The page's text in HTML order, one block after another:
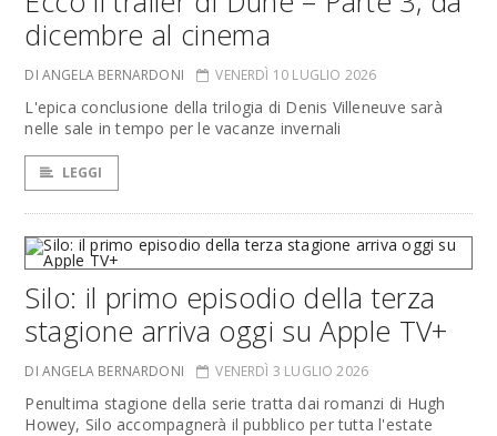
dicembre al cinema
DI ANGELA BERNARDONI VENERDÌ 10 LUGLIO 2026
L'epica conclusione della trilogia di Denis Villeneuve sarà
nelle sale in tempo per le vacanze invernali
LEGGI
Silo: il primo episodio della terza
stagione arriva oggi su Apple TV+
DI ANGELA BERNARDONI VENERDÌ 3 LUGLIO 2026
Penultima stagione della serie tratta dai romanzi di Hugh
Howey, Silo accompagnerà il pubblico per tutta l'estate